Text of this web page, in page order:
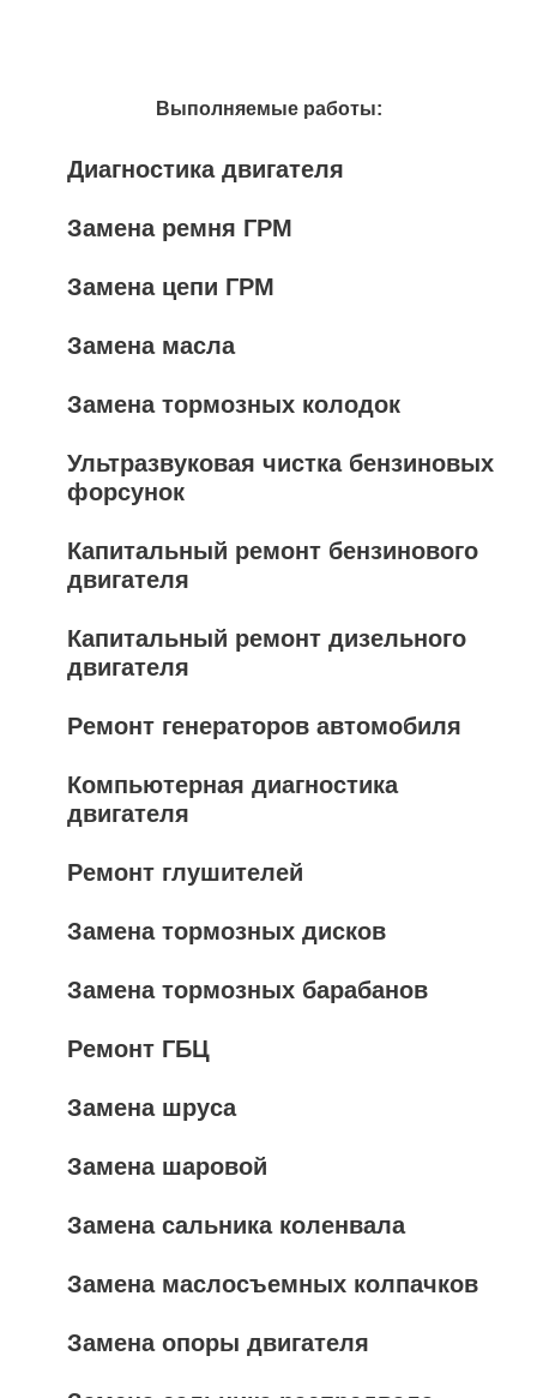
Выполняемые работы:
Диагностика двигателя
Замена ремня ГРМ
Замена цепи ГРМ
Замена масла
Замена тормозных колодок
Ультразвуковая чистка бензиновых
форсунок
Капитальный ремонт бензинового
двигателя
Капитальный ремонт дизельного
двигателя
Ремонт генераторов автомобиля
Компьютерная диагностика
двигателя
Ремонт глушителей
Замена тормозных дисков
Замена тормозных барабанов
Ремонт ГБЦ
Замена шруса
Замена шаровой
Замена сальника коленвала
Замена маслосъемных колпачков
Замена опоры двигателя